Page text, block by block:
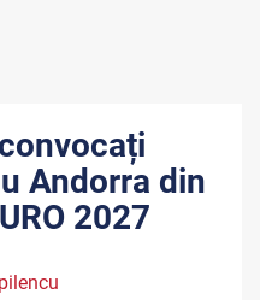
Andorra din
2027